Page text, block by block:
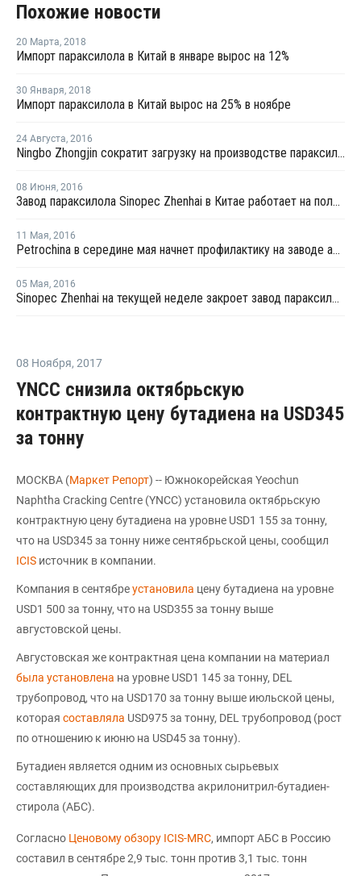
Похожие новости
20 Марта, 2018
Импорт параксилола в Китай в январе вырос на 12%
30 Января, 2018
Импорт параксилола в Китай вырос на 25% в ноябре
24 Августа, 2016
Ningbo Zhongjin сократит загрузку на производстве параксилола в Китае
08 Июня, 2016
Завод параксилола Sinopec Zhenhai в Китае работает на полную мощность
11 Мая, 2016
Petrochina в середине мая начнет профилактику на заводе ароматических веществ в Китае
05 Мая, 2016
Sinopec Zhenhai на текущей неделе закроет завод параксилола в Нинбо на профилактику
08 Ноября, 2017
YNCC снизила октябрьскую
контрактную цену бутадиена на USD345
за тонну
МОСКВА (Маркет Репорт) -- Южнокорейская Yeochun
Naphtha Cracking Centre (YNCC) установила октябрьскую
контрактную цену бутадиена на уровне USD1 155 за тонну,
что на USD345 за тонну ниже сентябрьской цены, сообщил
ICIS источник в компании.
Компания в сентябреустановила цену бутадиена на уровне
USD1 500 за тонну, что на USD355 за тонну выше
августовской цены.
Августовская же контрактная цена компании на материал
была установлена на уровне USD1 145 за тонну, DEL
трубопровод, что на USD170 за тонну выше июльской цены,
которая составляла USD975 за тонну, DEL трубопровод (рост
по отношению к июню на USD45 за тонну).
Бутадиен является одним из основных сырьевых
составляющих для производства акрилонитрил-бутадиен-
стирола (АБС).
Согласно Ценовому обзору ICIS-MRC, импорт АБС в Россию
составил в сентябре 2,9 тыс. тонн против 3,1 тыс. тонн